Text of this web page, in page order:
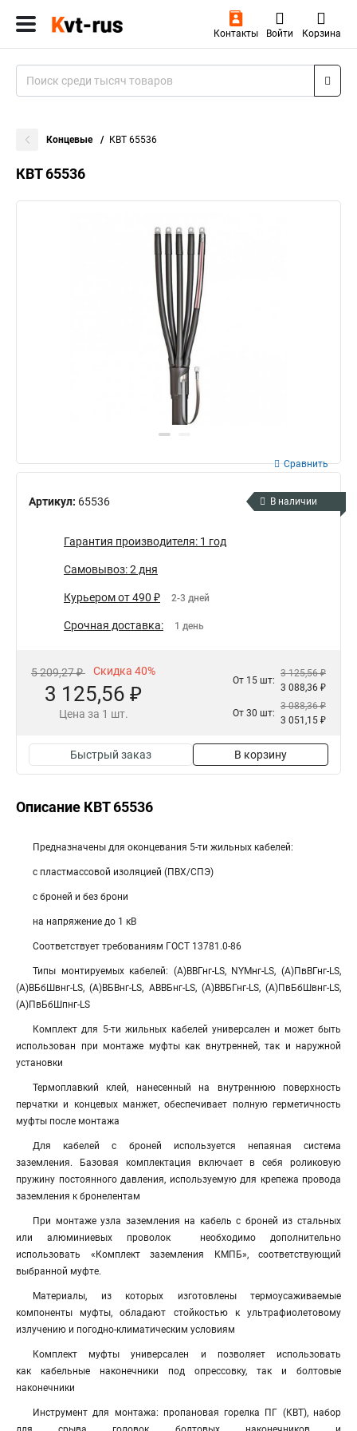
Контакты Войти Корзина
Концевые КВТ 65536
КВТ 65536
Артикул: 65536
Сравнить
В наличии
Гарантия производителя: 1 год
Самовывоз: 2 дня
Курьером от 490 ₽ 2-3 дней
Срочная доставка: 1 день
5 209,27 ₽ Скидка 40%
3 125,56 ₽
Цена за 1 шт.
От 15 шт:
3 125,56 ₽
3 088,36 ₽
От 30 шт:
3 088,36 ₽
3 051,15 ₽
Быстрый заказ В корзину
Описание КВТ 65536
Предназначены для оконцевания 5-ти жильных кабелей:
с пластмассовой изоляцией (ПВХ/СПЭ)
с броней и без брони
на напряжение до 1 кВ
Соответствует требованиям ГОСТ 13781.0-86
Типы монтируемых кабелей: (А)ВВГнг-LS, NYMнг-LS, (А)ПвВГнг-LS,
(А)ВБбШвнг-LS, (А)ВБВнг-LS, АВВБнг-LS, (А)ВВБГнг-LS, (А)ПвБбШвнг-LS,
(А)ПвБбШпнг-LS
Комплект для 5-ти жильных кабелей универсален и может быть
использован при монтаже муфты как внутренней, так и наружной
установки
Термоплавкий клей, нанесенный на внутреннюю поверхность
перчатки и концевых манжет, обеспечивает полную герметичность
муфты после монтажа
Для кабелей с броней используется непаяная система
заземления. Базовая комплектация включает в себя роликовую
пружину постоянного давления, используемую для крепежа провода
заземления к бронелентам
При монтаже узла заземления на кабель с броней из стальных
или алюминиевых проволок необходимо дополнительно
использовать «Комплект заземления КМПБ», соответствующий
выбранной муфте.
Материалы, из которых изготовлены термоусаживаемые
компоненты муфты, обладают стойкостью к ультрафиолетовому
излучению и погодно-климатическим условиям
Комплект муфты универсален и позволяет использовать
как кабельные наконечники под опрессовку, так и болтовые
наконечники
Инструмент для монтажа: пропановая горелка ПГ (КВТ), набор